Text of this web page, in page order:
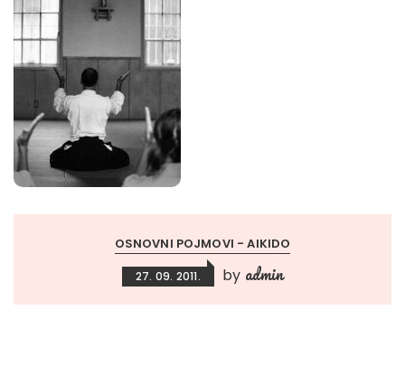
OSNOVNI POJMOVI - AIKIDO
27. 09. 2011. by admin